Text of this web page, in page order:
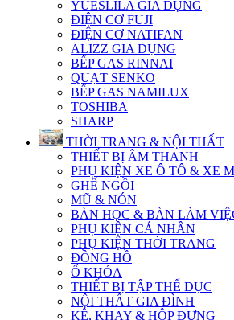
YUESLILA GIA DỤNG
ĐIỆN CƠ FUJI
ĐIỆN CƠ NATIFAN
ALIZZ GIA DỤNG
BẾP GAS RINNAI
QUẠT SENKO
BẾP GAS NAMILUX
TOSHIBA
SHARP
THỜI TRANG & NỘI THẤT
THIẾT BỊ ÂM THANH
PHỤ KIỆN XE Ô TÔ & XE
GHẾ NGỒI
MŨ & NÓN
BÀN HỌC & BÀN LÀM
PHỤ KIỆN CÁ NHÂN
PHỤ KIỆN THỜI TRANG
ĐỒNG HỒ
Ổ KHÓA
THIẾT BỊ TẬP THỂ DỤC
NỘI THẤT GIA ĐÌNH
KỆ, KHAY & HỘP ĐỰNG